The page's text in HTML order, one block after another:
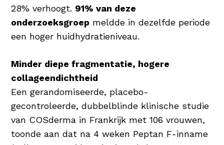
28% verhoogt. 91% van deze
onderzoeksgroep meldde in dezelfde periode
een hoger huidhydratieniveau.
Minder diepe fragmentatie, hogere
collageendichtheid
Een gerandomiseerde, placebo-
gecontroleerde, dubbelblinde klinische studie
van COSderma in Frankrijk met 106 vrouwen,
toonde aan dat na 4 weken Peptan F-inname